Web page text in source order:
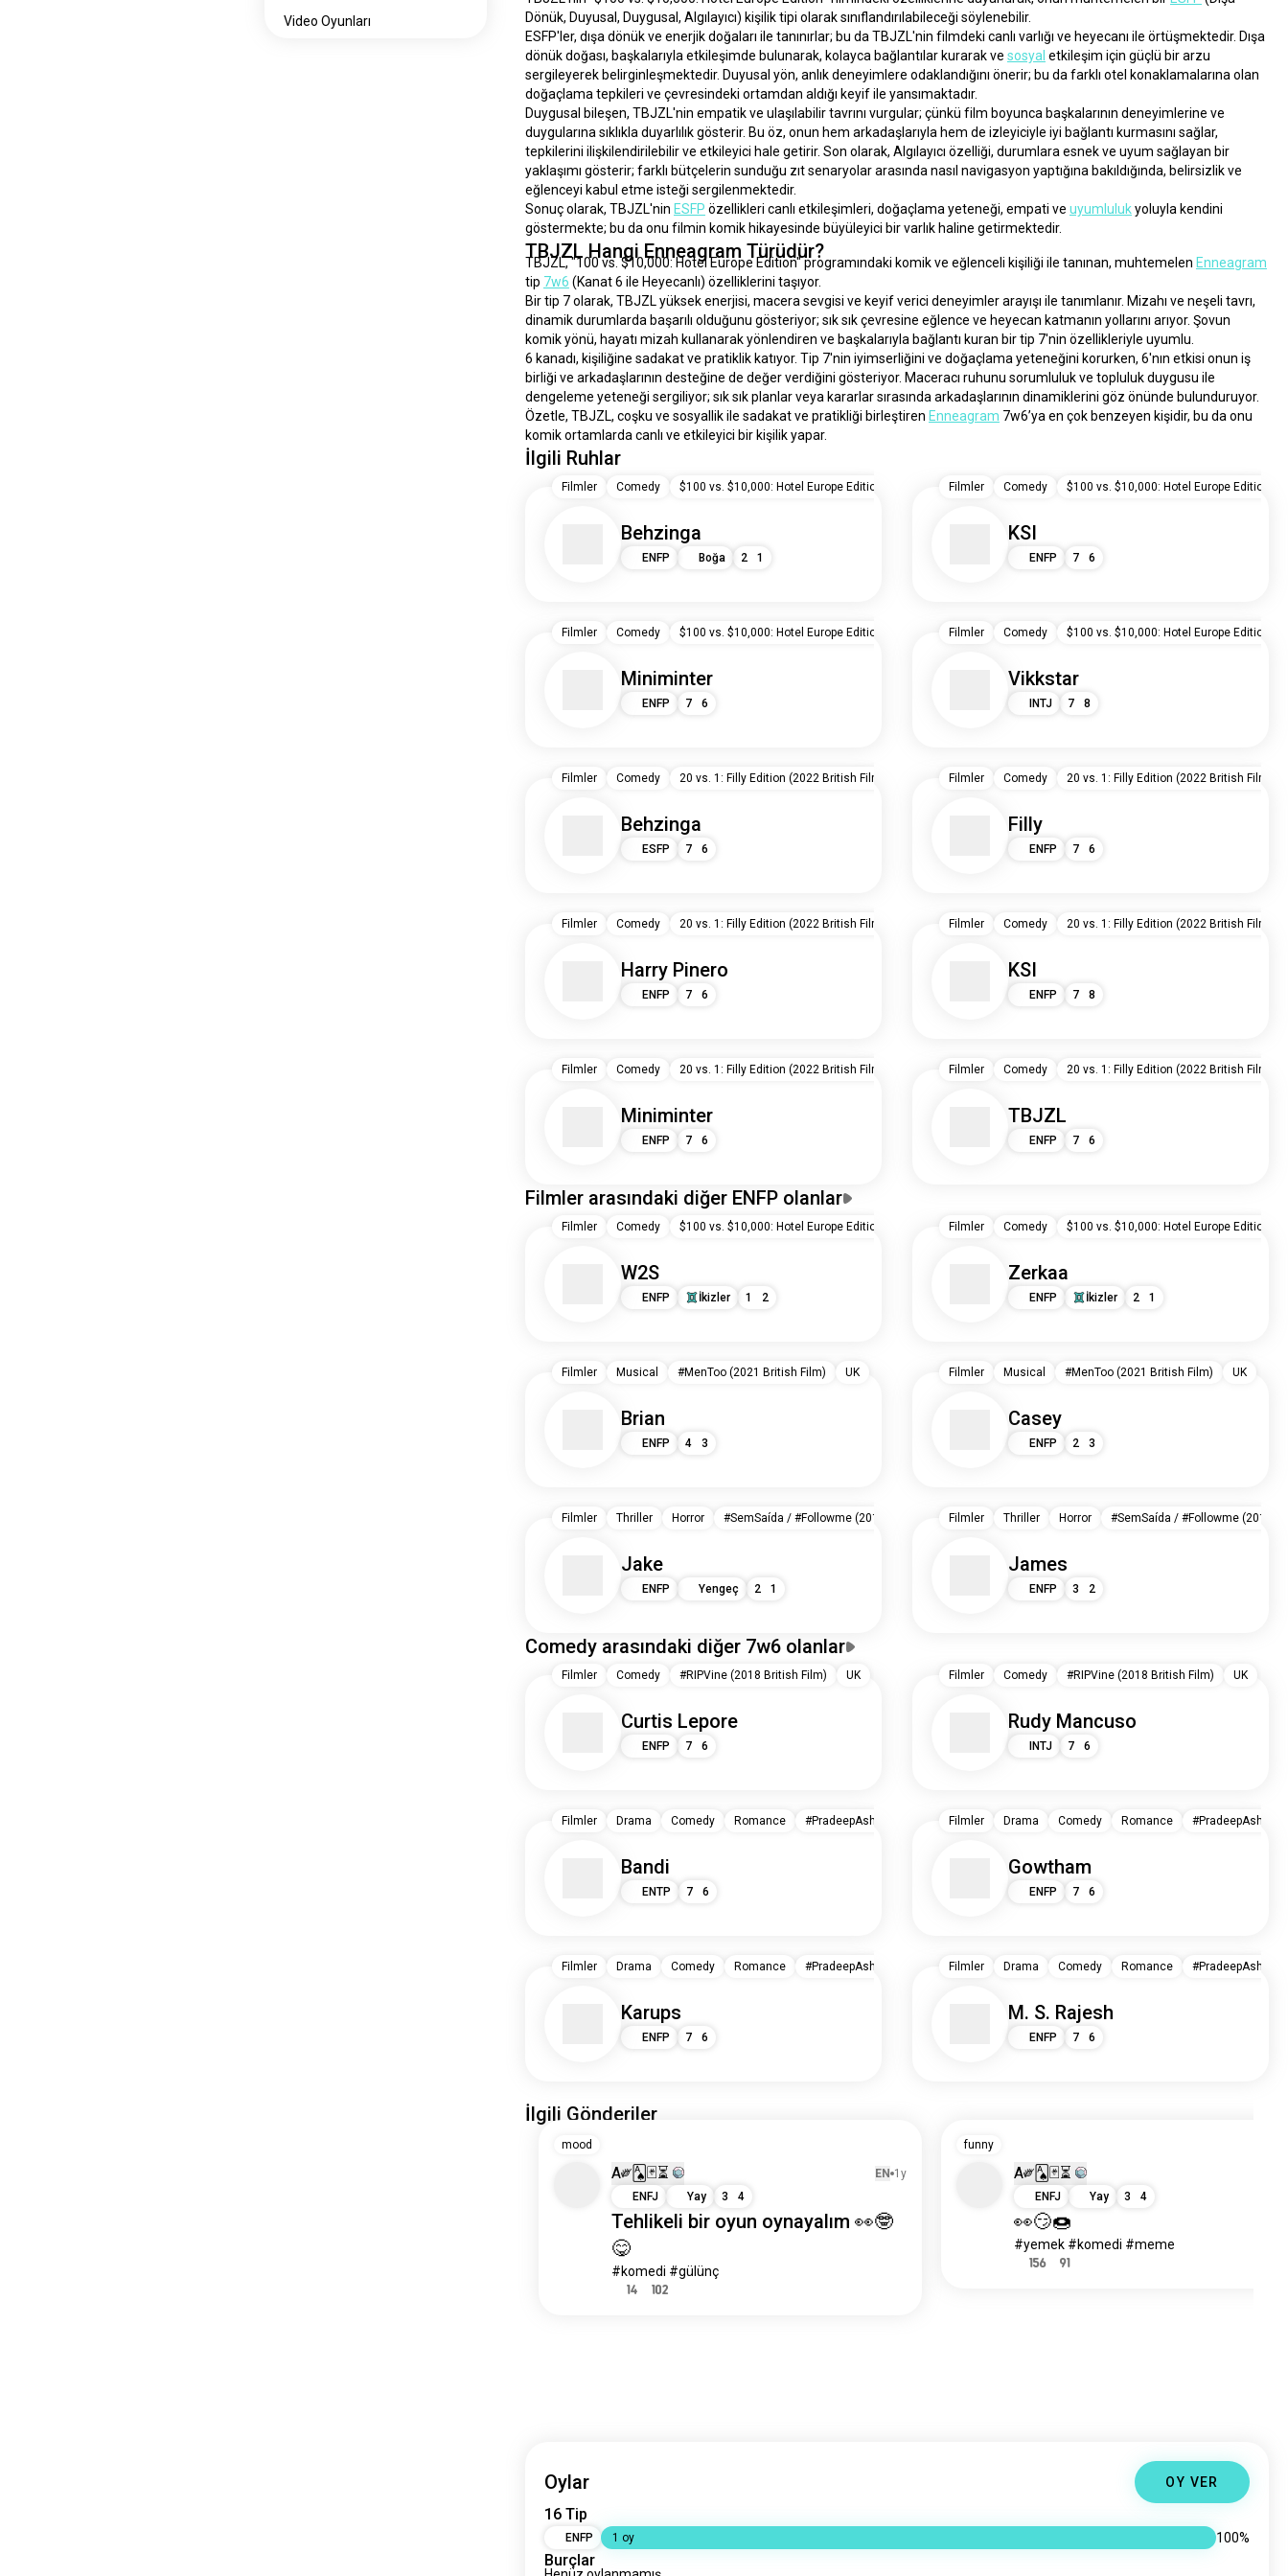
İş Hayatı
Video Oyunları
Dönük, Duyusal, Duygusal, Algılayıcı) kişilik tipi olarak sınıflandırılabileceği söylenebilir.
ESFP'ler, dışa dönük ve enerjik doğaları ile tanınırlar; bu da TBJZL'nin filmdeki canlı varlığı ve heyecanı ile örtüşmektedir. Dışa
dönük doğası, başkalarıyla etkileşimde bulunarak, kolayca bağlantılar kurarak ve sosyal etkileşim için güçlü bir arzu
sergileyerek belirginleşmektedir. Duyusal yön, anlık deneyimlere odaklandığını önerir; bu da farklı otel konaklamalarına olan
doğaçlama tepkileri ve çevresindeki ortamdan aldığı keyif ile yansımaktadır.
Duygusal bileşen, TBJZL'nin empatik ve ulaşılabilir tavrını vurgular; çünkü film boyunca başkalarının deneyimlerine ve
duygularına sıklıkla duyarlılık gösterir. Bu öz, onun hem arkadaşlarıyla hem de izleyiciyle iyi bağlantı kurmasını sağlar,
tepkilerini ilişkilendirilebilir ve etkileyici hale getirir. Son olarak, Algılayıcı özelliği, durumlara esnek ve uyum sağlayan bir
yaklaşımı gösterir; farklı bütçelerin sunduğu zıt senaryolar arasında nasıl navigasyon yaptığına bakıldığında, belirsizlik ve
eğlenceyi kabul etme isteği sergilenmektedir.
Sonuç olarak, TBJZL'nin ESFP özellikleri canlı etkileşimleri, doğaçlama yeteneği, empati ve uyumluluk yoluyla kendini
göstermekte; bu da onu filmin komik hikayesinde büyüleyici bir varlık haline getirmektedir.
TBJZL Hangi Enneagram Türüdür?
TBJZL, "100 vs. $10,000: Hotel Europe Edition" programındaki komik ve eğlenceli kişiliği ile tanınan, muhtemelen Enneagram
tip 7w6 (Kanat 6 ile Heyecanlı) özelliklerini taşıyor.
Bir tip 7 olarak, TBJZL yüksek enerjisi, macera sevgisi ve keyif verici deneyimler arayışı ile tanımlanır. Mizahı ve neşeli tavrı,
dinamik durumlarda başarılı olduğunu gösteriyor; sık sık çevresine eğlence ve heyecan katmanın yollarını arıyor. Şovun
komik yönü, hayatı mizah kullanarak yönlendiren ve başkalarıyla bağlantı kuran bir tip 7'nin özellikleriyle uyumlu.
6 kanadı, kişiliğine sadakat ve pratiklik katıyor. Tip 7'nin iyimserliğini ve doğaçlama yeteneğini korurken, 6'nın etkisi onun iş
birliği ve arkadaşlarının desteğine de değer verdiğini gösteriyor. Maceracı ruhunu sorumluluk ve topluluk duygusu ile
dengeleme yeteneği sergiliyor; sık sık planlar veya kararlar sırasında arkadaşlarının dinamiklerini göz önünde bulunduruyor.
Özetle, TBJZL, coşku ve sosyallik ile sadakat ve pratikliği birleştiren Enneagram 7w6’ya en çok benzeyen kişidir, bu da onu
komik ortamlarda canlı ve etkileyici bir kişilik yapar.
İlgili Ruhlar
Behzinga
ENFP Boğa 2 1
Filmler Comedy $100 vs. $10,000: Hotel Europe Edition (2022 British Film) UK
KSI
ENFP 7 6
Filmler Comedy $100 vs. $10,000: Hotel Europe Edition
Miniminter
ENFP 7 6
Filmler Comedy $100 vs. $10,000: Hotel Europe Edition (2022 British Film) UK
Vikkstar
INTJ 7 8
Filmler Comedy $100 vs. $10,000: Hotel Europe Edition
Behzinga
ESFP 7 6
Filmler Comedy 20 vs. 1: Filly Edition (2022 British Film)
Filly
ENFP 7 6
Filmler Comedy 20 vs. 1: Filly Edition (2022 British Film)
Harry Pinero
ENFP 7 6
Filmler Comedy 20 vs. 1: Filly Edition (2022 British Film)
KSI
ENFP 7 8
Filmler Comedy 20 vs. 1: Filly Edition (2022 British Film)
Miniminter
ENFP 7 6
Filmler Comedy 20 vs. 1: Filly Edition (2022 British Film)
TBJZL
ENFP 7 6
Filmler Comedy 20 vs. 1: Filly Edition (2022 British Film)
Filmler arasındaki diğer ENFP olanlar
W2S
ENFP İkizler 1 2
Filmler Comedy $100 vs. $10,000: Hotel Europe Edition (2022 British Film) UK
Zerkaa
ENFP İkizler 2 1
Filmler Comedy $100 vs. $10,000: Hotel Europe Edition
Brian
ENFP 4 3
Filmler Musical #MenToo (2021 British Film) UK
Casey
ENFP 2 3
Filmler Musical #MenToo (2021 British Film) UK
Jake
ENFP Yengeç 2 1
Filmler Thriller Horror #SemSaída / #Followme (2019 Film) US
James
ENFP 3 2
Filmler Thriller Horror #SemSaída / #Followme (2019
Comedy arasındaki diğer 7w6 olanlar
Curtis Lepore
ENFP 7 6
Filmler Comedy #RIPVine (2018 British Film) UK
Rudy Mancuso
INTJ 7 6
Filmler Comedy #RIPVine (2018 British Film) UK
Bandi
ENTP 7 6
Filmler Drama Comedy Romance #PradeepAshwathCombo / Dragon (2025 Indian Film) Hindistan
Gowtham
ENFP 7 6
Filmler Drama Comedy Romance
Karups
ENFP 7 6
Filmler Drama Comedy Romance #PradeepAshwathCombo / Dragon (2025 Indian Film) Hindistan
M. S. Rajesh
ENFP 7 6
Filmler Drama Comedy Romance
İlgili Gönderiler
mood
A༗🂡🃏⏳ EN 1y
ENFJ
Yay 3 4
Tehlikeli bir oyun oynayalım 👀🤓
😋
#komedi #gülünç
14 102
funny
A༗🂡🃏⏳
ENFJ
Yay 3 4
👀😏🍩
#yemek #komedi #meme
156 91
Oylar OY VER
16 Tip
ENFP 1 oy 100%
Burçlar